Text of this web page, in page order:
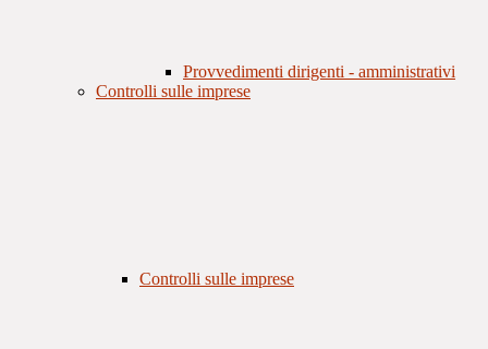
Provvedimenti dirigenti - amministrativi
Controlli sulle imprese
Controlli sulle imprese